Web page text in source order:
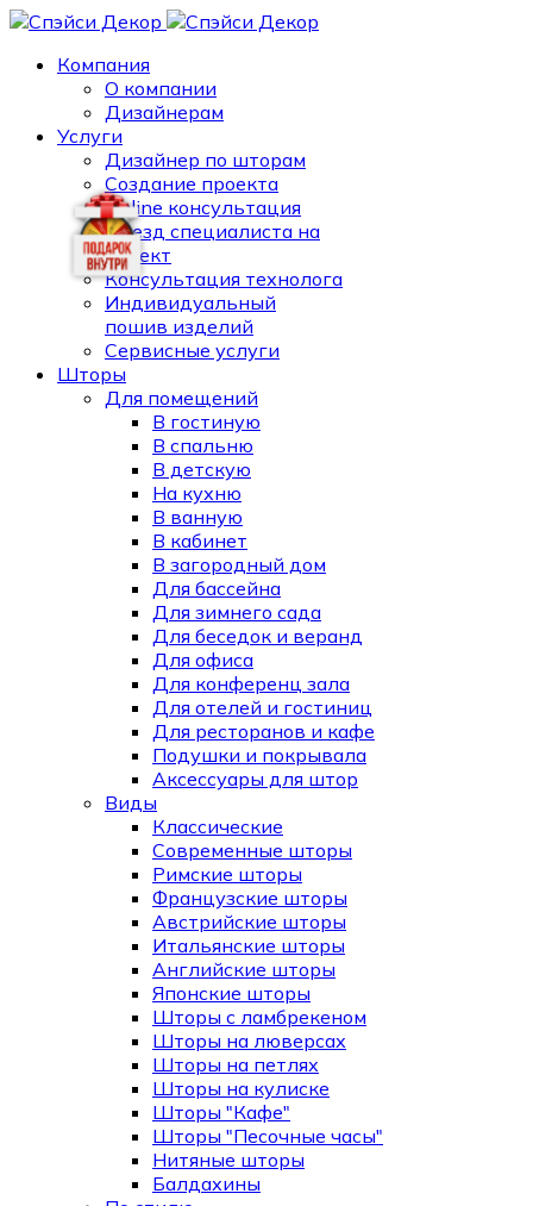
Компания
О компании
Дизайнерам
Услуги
Дизайнер по шторам
Создание проекта
Online консультация
Выезд специалиста на
объект
Консультация технолога
Индивидуальный
пошив изделий
Сервисные услуги
Шторы
Для помещений
В гостиную
В спальню
В детскую
На кухню
В ванную
В кабинет
В загородный дом
Для бассейна
Для зимнего сада
Для беседок и веранд
Для офиса
Для конференц зала
Для отелей и гостиниц
Для ресторанов и кафе
Подушки и покрывала
Аксессуары для штор
Виды
Классические
Современные шторы
Римские шторы
Французские шторы
Австрийские шторы
Итальянские шторы
Английские шторы
Японские шторы
Шторы с ламбрекеном
Шторы на люверсах
Шторы на петлях
Шторы на кулиске
Шторы "Кафе"
Шторы "Песочные часы"
Нитяные шторы
Балдахины